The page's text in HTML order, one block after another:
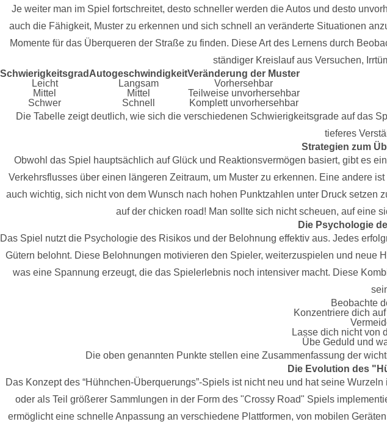
Je weiter man im Spiel fortschreitet, desto schneller werden die Autos und desto
auch die Fähigkeit, Muster zu erkennen und sich schnell an veränderte Situationen
Momente für das Überqueren der Straße zu finden. Diese Art des Lernens durch
ständiger Kreislauf aus Versuchen,
Schwierigkeitsgrad AutogeschwindigkeitVeränderung der Muster
Leicht
Langsam
Vorhersehbar
Mittel
Mittel
Teilweise unvorhersehbar
Schwer
Schnell
Komplett unvorhersehbar
Die Tabelle zeigt deutlich, wie sich die verschiedenen Schwierigkeitsgrade auf das
tieferes
Strategien zum
Obwohl das Spiel hauptsächlich auf Glück und Reaktionsvermögen basiert, gibt es
Verkehrsflusses über einen längeren Zeitraum, um Muster zu erkennen. Eine andere
auch wichtig, sich nicht von dem Wunsch nach hohen Punktzahlen unter Druck
auf der chicken road! Man sollte sich nicht scheuen, auf eine
Die Psychologie
Das Spiel nutzt die Psychologie des Risikos und der Belohnung effektiv aus. Jedes
Gütern belohnt. Diese Belohnungen motivieren den Spieler, weiterzuspielen und
was eine Spannung erzeugt, die das Spielerlebnis noch intensiver macht. Diese
Beobachte
Konzentriere dich
Lasse dich nicht von
Übe Geduld und
Die oben genannten Punkte stellen eine Zusammenfassung der
Die Evolution des
Das Konzept des “Hühnchen-Überquerungs”-Spiels ist nicht neu und hat seine
oder als Teil größerer Sammlungen in der Form des "Crossy Road" Spiels
ermöglicht eine schnelle Anpassung an verschiedene Plattformen, von mobilen